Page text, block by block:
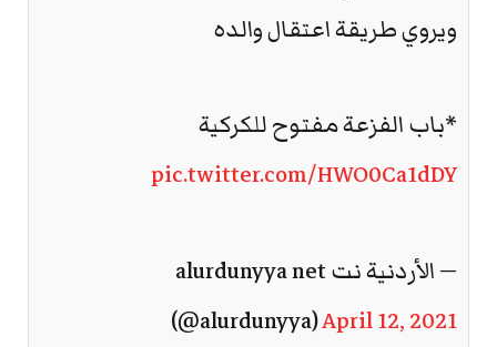
ويروي طريقة اعتقال والده
*باب الفزعة مفتوح للكركية
pic.twitter.com/HWO0Ca1dDY
— الأردنية نت alurdunyya net
(@alurdunyya)April 12, 2021